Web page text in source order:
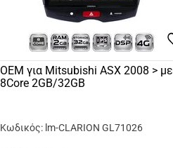
OEM για Mitsubishi ASX 2008 > με
8Core 2GB/32GB
Κωδικός: lm-CLARION GL71026